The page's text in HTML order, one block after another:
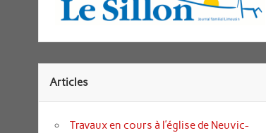
Articles
Travaux en cours à l’église de Neuvic-